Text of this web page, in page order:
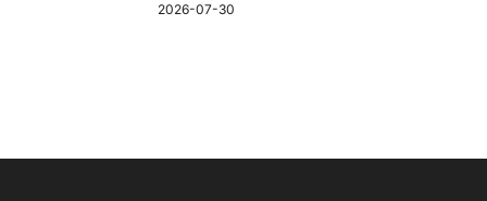
2026-07-30